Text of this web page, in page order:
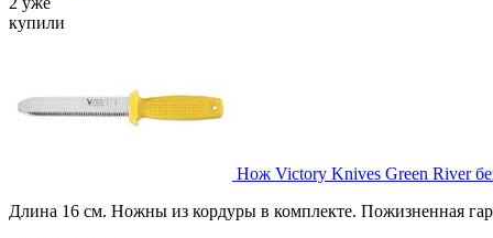
купили
Нож Victory Knives Green River
Длина 16 см. Ножны из кордуры в комплекте. Пожизненная